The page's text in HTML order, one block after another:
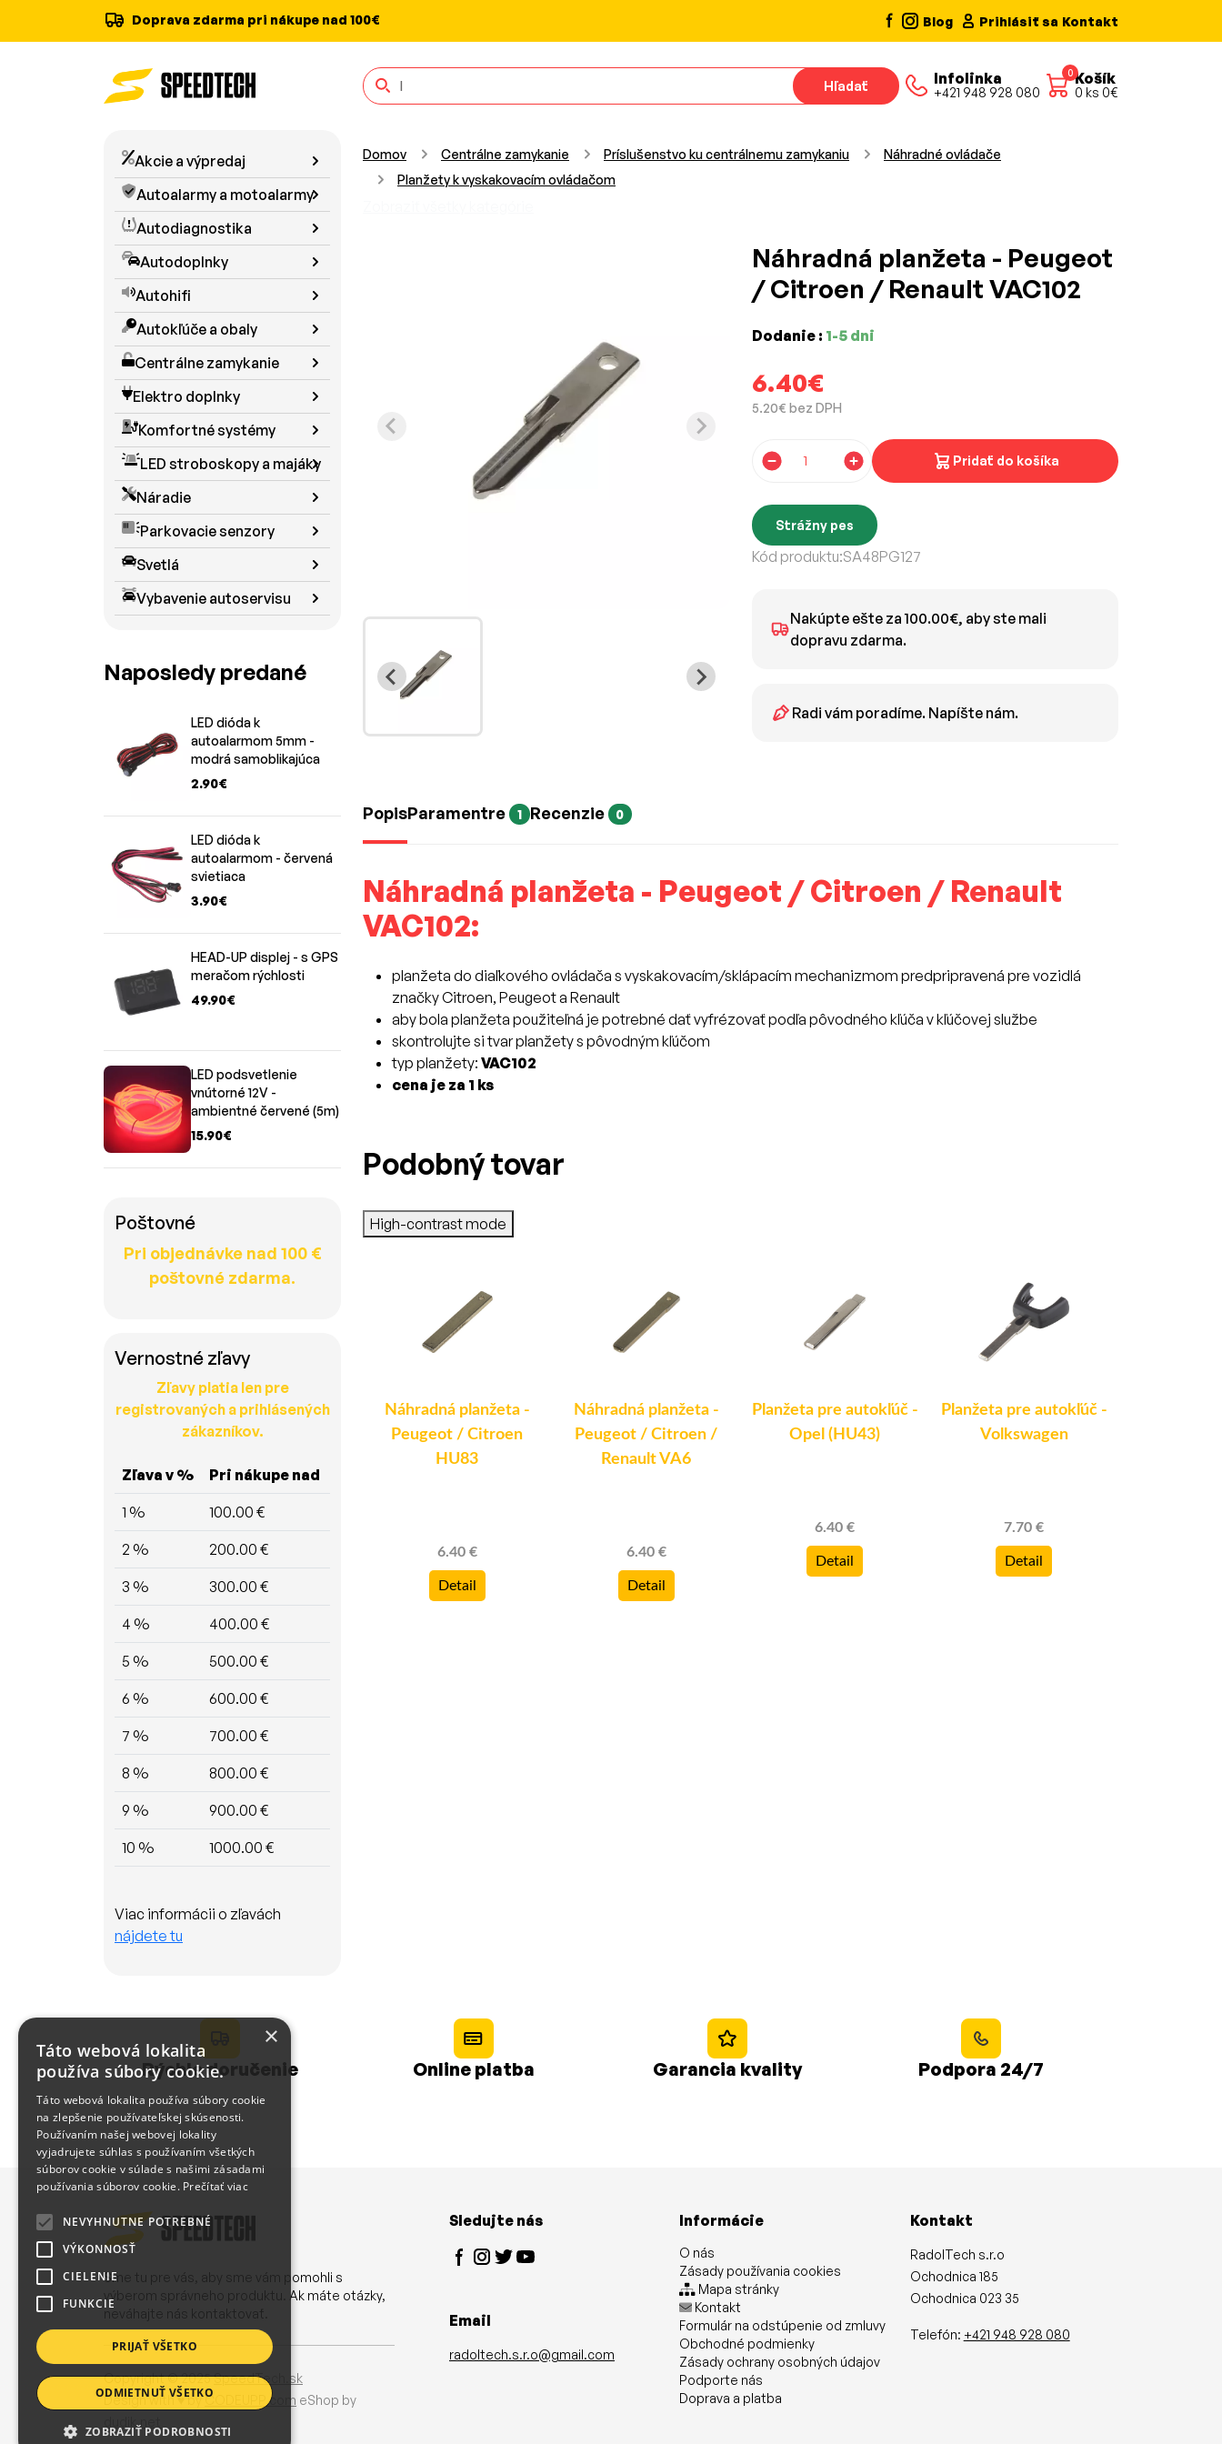
Doprava zdarma pri nákupe nad 100€ Blog Prihlásiť sa Kontakt
Hľadať Infolinka
+421 948 928 080
0Košík
0 ks 0€
Akcie a výpredaj
Autoalarmy a motoalarmy
Autodiagnostika
Autodoplnky
Autohifi
Autokľúče a obaly
Centrálne zamykanie
Elektro doplnky
Komfortné systémy
LED stroboskopy a majáky
Náradie
Parkovacie senzory
Svetlá
Vybavenie autoservisu
Naposledy predané
LED dióda k
autoalarmom 5mm -
modrá samoblikajúca
2.90€
LED dióda k
autoalarmom - červená
svietiaca
3.90€
HEAD-UP displej - s GPS
meračom rýchlosti
49.90€
LED podsvetlenie
vnútorné 12V -
ambientné červené (5m)
15.90€
Poštovné
Pri objednávke nad 100 €
poštovné zdarma.
Vernostné zľavy
Zľavy platia len pre
registrovaných a prihlásených
zákazníkov.
Zľava v % Pri nákupe nad
1 % 100.00 €
2 % 200.00 €
3 % 300.00 €
4 % 400.00 €
5 % 500.00 €
6 % 600.00 €
7 % 700.00 €
8 % 800.00 €
9 % 900.00 €
10 % 1000.00 €
Viac informácii o zľavách
nájdete tu
Domov Centrálne zamykanie Príslušenstvo ku centrálnemu zamykaniu
Náhradné ovládače
Planžety k vyskakovacím ovládačom
Náhradná planžeta - Peugeot
/ Citroen / Renault VAC102
Dodanie : 1-5 dni
6.40€
5.20€ bez DPH
Pridať do košíka
Strážny pes
Kód produktu:SA48PG127
Nakúpte ešte za 100.00€, aby ste mali
dopravu zdarma.
Radi vám poradíme. Napíšte nám.
PopisParamentre 1 Recenzie 0
Náhradná planžeta - Peugeot / Citroen / Renault
VAC102:
planžeta do diaľkového ovládača s vyskakovacím/sklápacím mechanizmom predpripravená pre vozidlá
značky Citroen, Peugeot a Renault
aby bola planžeta použiteľná je potrebné dať vyfrézovať podľa pôvodného kľúča v kľúčovej službe
skontrolujte si tvar planžety s pôvodným kľúčom
typ planžety: VAC102
cena je za 1 ks
Podobný tovar
High-contrast mode
pre autokľúč -
Planžeta pre autokľúč -
Volkswagen
Náhradná planžeta -
Peugeot / Citroen
HU83
6.40 €
Detail
Náhradná planžeta -
Peugeot / Citroen /
Renault VA6
6.40 €
Detail
Planžeta pre autokľúč -
Opel (HU43)
6.40 €
Detail
Planžeta pre autokľúč -
Volkswagen
7.70 €
Detail
Rýchle doručenie Online platba Garancia kvality Podpora 24/7
Sme tu pre vás, aby sme vám pomohli s
výberom správneho produktu. Ak máte otázky,
neváhajte nás kontaktovať.
Copyright © 2025SpeedTech.sk
Design with ♥ byCODEUPP.com eShop by
dudik.net
Sledujte nás
Email
radoltech.s.r.o@gmail.com
Informácie
O nás
Zásady používania cookies
Mapa stránky
Kontakt
Formulár na odstúpenie od zmluvy
Obchodné podmienky
Zásady ochrany osobných údajov
Podporte nás
Doprava a platba
Kontakt
RadolTech s.r.o
Ochodnica 185
Ochodnica 023 35
Telefón: +421 948 928 080
×
Táto webová lokalita
používa súbory cookie.
Táto webová lokalita používa súbory cookie
na zlepšenie používateľskej skúsenosti.
Používaním našej webovej lokality
vyjadrujete súhlas s používaním všetkých
súborov cookie v súlade s našimi zásadami
používania súborov cookie. Prečítať viac
NEVYHNUTNE POTREBNÉ
VÝKONNOSŤ
CIELENIE
FUNKCIE
PRIJAŤ VŠETKO
ODMIETNUŤ VŠETKO
ZOBRAZIŤ PODROBNOSTI